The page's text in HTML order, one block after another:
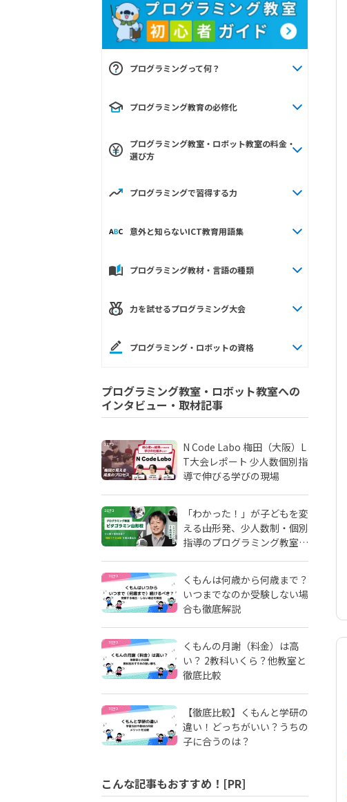
プログラミングって何？
プログラミング教育の必修化
プログラミング教室・ロボット教室の料金・
選び方
プログラミングで習得する力
意外と知らないICT教育用語集
プログラミング教材・言語の種類
力を試せるプログラミング大会
プログラミング・ロボットの資格
プログラミング教室・ロボット教室への
インタビュー・取材記事
N Code Labo 梅田（大阪）L
T大会レポート 少人数個別指
導で伸びる学びの現場
「わかった！」が子どもを変
える――山形発、少人数制・個別
指導のプログラミング教室
くもんは何歳から何歳まで？
いつまでなのか受験しない場
合も徹底解説
くもんの月謝（料金）は高
い？ 2教科いくら？他教室と
徹底比較
【徹底比較】くもんと学研の
違い！どっちがいい？うちの
子に合うのは？
こんな記事もおすすめ！[PR]